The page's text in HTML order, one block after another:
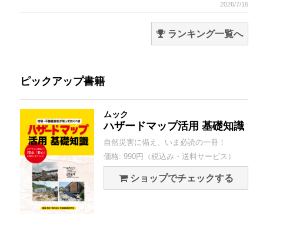
2026/7/16
ランキング一覧へ
ピックアップ書籍
ムック
ハザードマップ活用 基礎知識
自然災害に備え、いま必読の一冊！
価格: 990円（税込み・送料サービス）
ショップでチェックする